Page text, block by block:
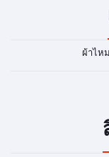
ผ้าไห